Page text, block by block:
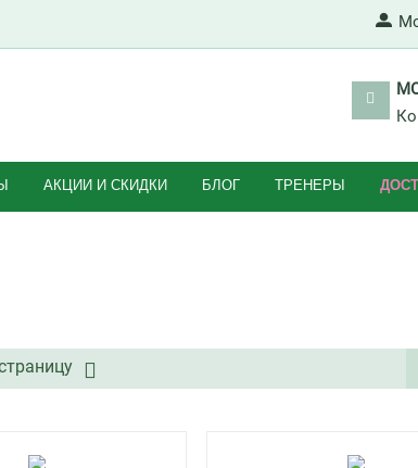
АКЦИИ И СКИДКИ БЛОГ ТРЕНЕРЫ